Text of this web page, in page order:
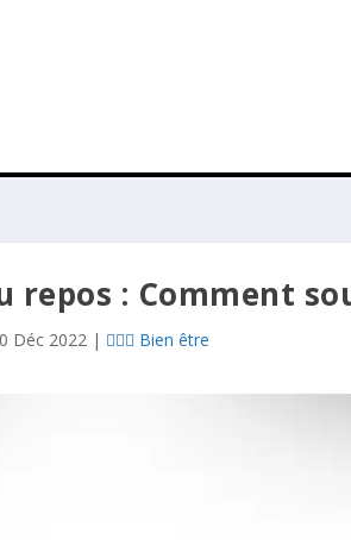
repos : Comment
Déc 2022| 👩🏻‍⚕️ Bien être